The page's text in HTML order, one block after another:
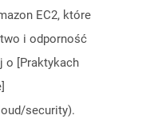
EC2, które
i odporność
o [Praktykach
security).